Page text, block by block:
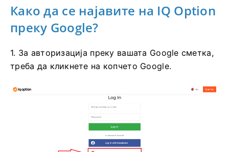
Како да се најавите на IQ Option
преку Google?
1. За авторизација преку вашата Google сметка,
треба да кликнете на копчето Google.